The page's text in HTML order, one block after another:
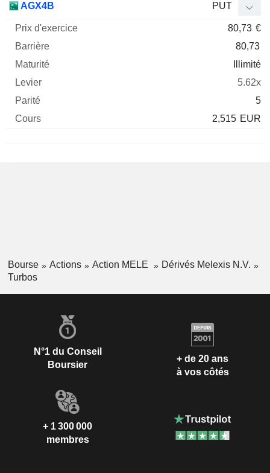
AGX4B PUT
80,73 €
80,73
Illimité
5.62x
5
2,515 EUR
Bourse Actions Action MELE
Dérivés Melexis N.V.
Turbos
N°1 du Conseil
Boursier
+ de 20 ans
à vos côtés
+ 1 300 000
membres